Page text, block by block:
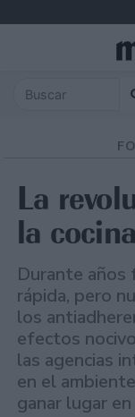
La
la
Durante años
rápida, pero
los
efectos
las agencias
en el
ganar lugar